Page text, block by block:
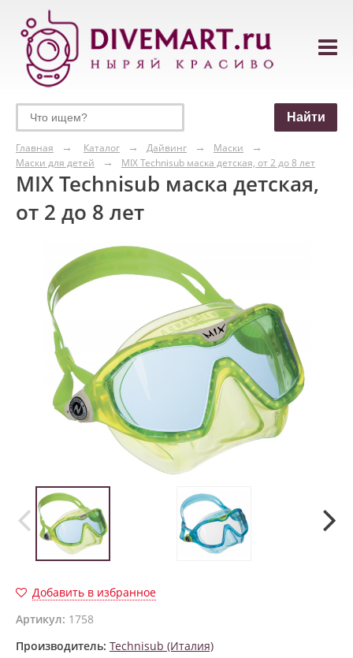
Главная Каталог Дайвинг
Маски
Маски для детей
MIX Technisub маска детская, от 2 до 8 лет
MIX Technisub маска детская,
от 2 до 8 лет
Добавить в избранное
Артикул: 1758
Производитель: Technisub (Италия)